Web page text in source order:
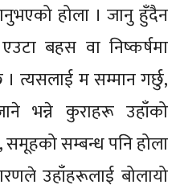
होला । जानु हुँदैन
बहस वा निष्कर्षमा
त्यसलाई म सम्मान गर्छु,
भन्ने कुराहरू उहाँको
समूहको सम्बन्ध पनि होला
उहाँहरूलाई बोलायो